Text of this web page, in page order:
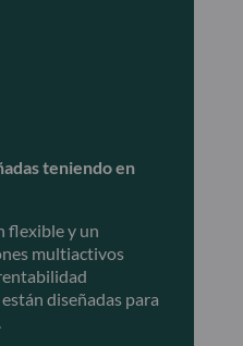
teniendo en
flexible y un
multiactivos
diseñadas para